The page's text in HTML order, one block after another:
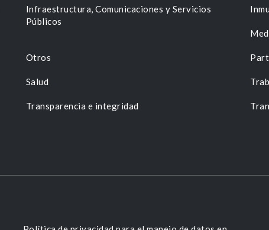
Infraestructura, Comunicaciones y Servicios
Públicos
Otros
Salud
Transparencia e integridad